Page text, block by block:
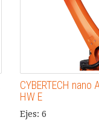
CYBERTECH nano
HW E
Ejes: 6